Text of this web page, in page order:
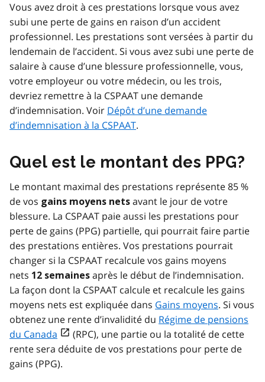
Vous avez droit à ces prestations lorsque vous avez
subi une perte de gains en raison d’un accident
professionnel. Les prestations sont versées à partir du
lendemain de l’accident. Si vous avez subi une perte de
salaire à cause d’une blessure professionnelle, vous,
votre employeur ou votre médecin, ou les trois,
devriez remettre à la CSPAAT une demande
d’indemnisation. Voir Dépôt d’une demande
d’indemnisation à la CSPAAT.
Quel est le montant des PPG?
Le montant maximal des prestations représente 85 %
de vos gains moyens nets avant le jour de votre
blessure. La CSPAAT paie aussi les prestations pour
perte de gains (PPG) partielle, qui pourrait faire partie
des prestations entières. Vos prestations pourrait
changer si la CSPAAT recalcule vos gains moyens
nets 12 semaines après le début de l’indemnisation.
La façon dont la CSPAAT calcule et recalcule les gains
moyens nets est expliquée dans Gains moyens. Si vous
obtenez une rente d’invalidité du Régime de pensions
du Canada open_in_new (RPC), une partie ou la totalité de cette
rente sera déduite de vos prestations pour perte de
gains (PPG).